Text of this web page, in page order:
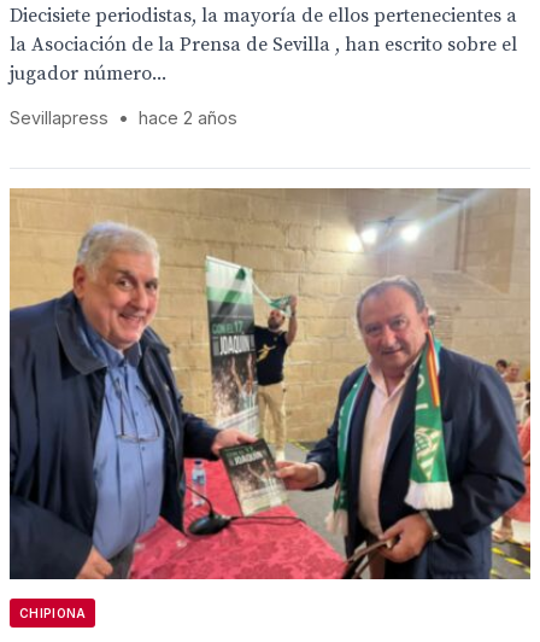
Diecisiete periodistas, la mayoría de ellos pertenecientes a
la Asociación de la Prensa de Sevilla , han escrito sobre el
jugador número...
Sevillapress • hace 2 años
CHIPIONA